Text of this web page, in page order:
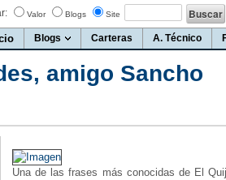
Valor Blogs Site
Blogs Carteras A. Técnico
amigo Sancho
Una de las frases más conocidas de El